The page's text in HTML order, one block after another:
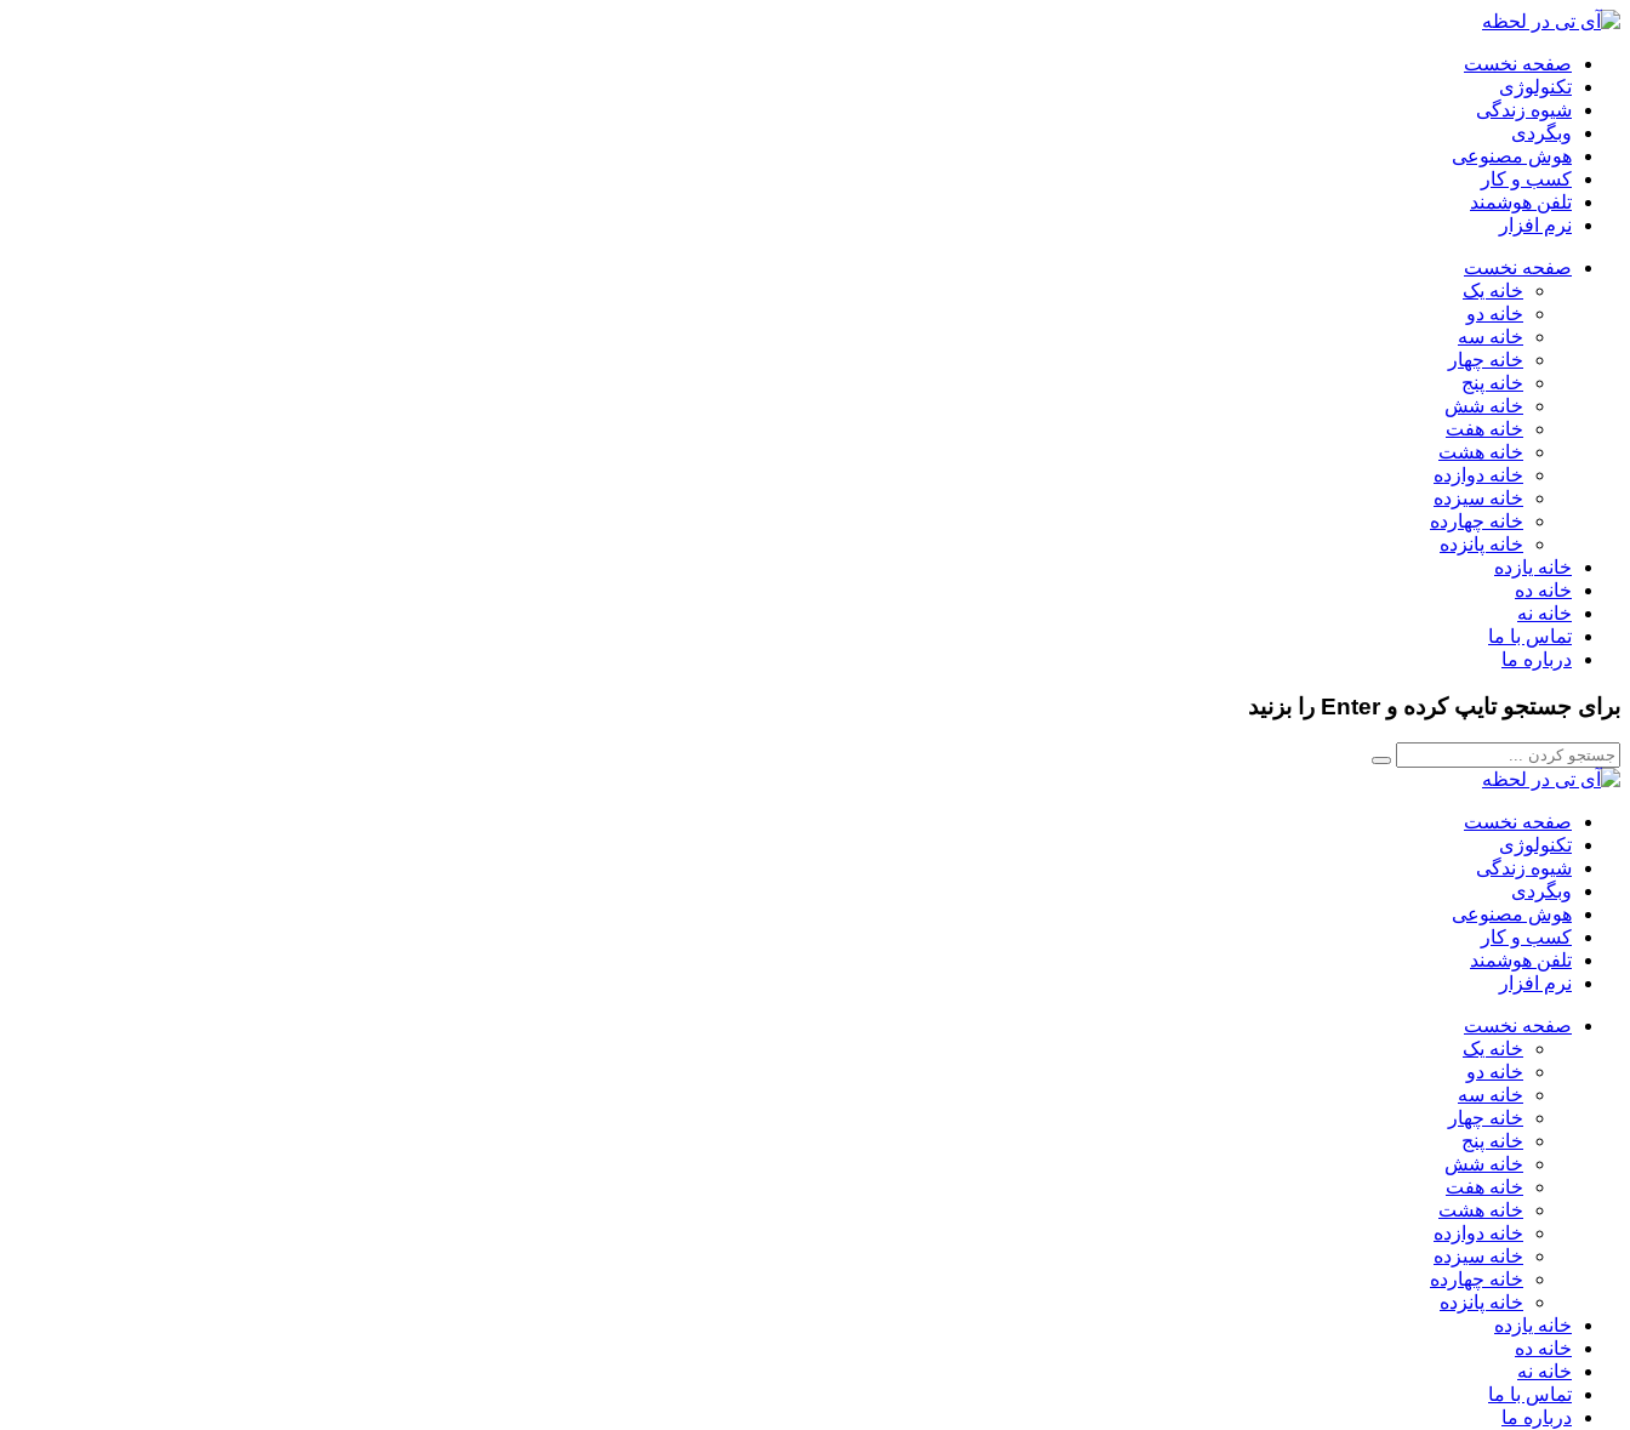
صفحه نخست
تکنولوژی
شیوه زندگی
وبگردی
هوش مصنوعی
کسب و کار
تلفن هوشمند
نرم افزار
صفحه نخست
خانه یک
خانه دو
خانه سه
خانه چهار
خانه پنج
خانه شش
خانه هفت
خانه هشت
خانه دوازده
خانه سیزده
خانه چهارده
خانه پانزده
خانه یازده
خانه ده
خانه نه
تماس با ما
درباره ما
برای جستجو تایپ کرده و Enter را بزنید
صفحه نخست
تکنولوژی
شیوه زندگی
وبگردی
هوش مصنوعی
کسب و کار
تلفن هوشمند
نرم افزار
صفحه نخست
خانه یک
خانه دو
خانه سه
خانه چهار
خانه پنج
خانه شش
خانه هفت
خانه هشت
خانه دوازده
خانه سیزده
خانه چهارده
خانه پانزده
خانه یازده
خانه ده
خانه نه
تماس با ما
درباره ما